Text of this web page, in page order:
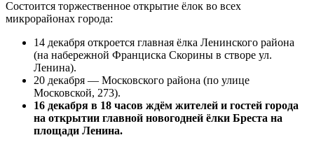
Состоится торжественное открытие ёлок во всех
микрорайонах города:
14 декабря откроется главная ёлка Ленинского района
(на набережной Франциска Скорины в створе ул.
Ленина).
20 декабря — Московского района (по улице
Московской, 273).
16 декабря в 18 часов ждём жителей и гостей города
на открытии главной новогодней ёлки Бреста на
площади Ленина.